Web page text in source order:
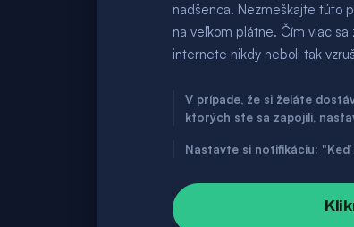
nadšenca. Nezmeškajte túto
na veľkom plátne. Čím viac
internete nikdy neboli tak
V prípade, že si želáte
ktorých ste sa zapojili,
Nastavte si notifikáciu: